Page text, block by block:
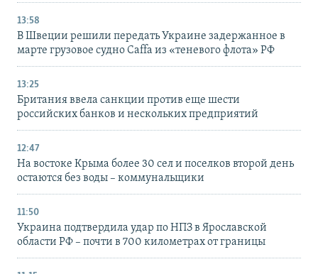
13:58
В Швеции решили передать Украине задержанное в
марте грузовое судно Caffa из «теневого флота» РФ
13:25
Британия ввела санкции против еще шести
российских банков и нескольких предприятий
12:47
На востоке Крыма более 30 сел и поселков второй день
остаются без воды – коммунальщики
11:50
Украина подтвердила удар по НПЗ в Ярославской
области РФ – почти в 700 километрах от границы